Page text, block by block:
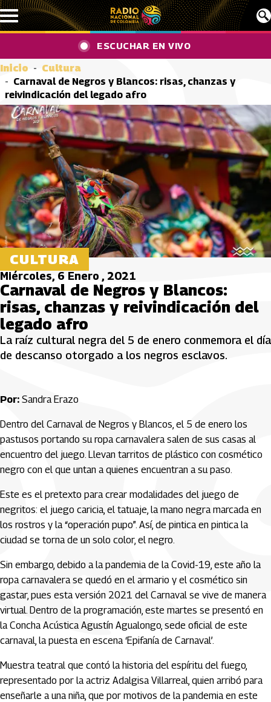
Pasar al contenido principal
ESCUCHAR EN VIVO
Inicio
Cultura
Carnaval de Negros y Blancos: risas, chanzas y
reivindicación del legado afro
CULTURA
Miércoles, 6 Enero , 2021
Carnaval de Negros y Blancos:
risas, chanzas y reivindicación del
legado afro
La raíz cultural negra del 5 de enero conmemora el día
de descanso otorgado a los negros esclavos.
Por: Sandra Erazo
Dentro del Carnaval de Negros y Blancos, el 5 de enero los
pastusos portando su ropa carnavalera salen de sus casas al
encuentro del juego. Llevan tarritos de plástico con cosmético
negro con el que untan a quienes encuentran a su paso.
Este es el pretexto para crear modalidades del juego de
negritos: el juego caricia, el tatuaje, la mano negra marcada en
los rostros y la “operación pupo”. Así, de pintica en pintica la
ciudad se torna de un solo color, el negro.
Sin embargo, debido a la pandemia de la Covid-19, este año la
ropa carnavalera se quedó en el armario y el cosmético sin
gastar, pues esta versión 2021 del Carnaval se vive de manera
virtual. Dentro de la programación, este martes se presentó en
la Concha Acústica Agustín Agualongo, sede oficial de este
carnaval, la puesta en escena ‘Epifanía de Carnaval’.
Muestra teatral que contó la historia del espíritu del fuego,
representado por la actriz Adalgisa Villarreal, quien arribó para
enseñarle a una niña, que por motivos de la pandemia en este